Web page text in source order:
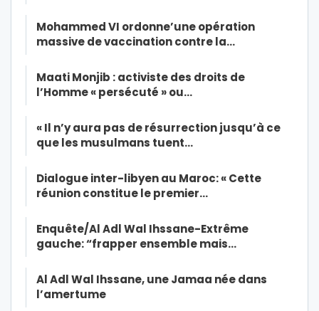
Mohammed VI ordonne’une opération
massive de vaccination contre la…
Maati Monjib : activiste des droits de
l’Homme « persécuté » ou…
« Il n’y aura pas de résurrection jusqu’à ce
que les musulmans tuent…
Dialogue inter-libyen au Maroc: « Cette
réunion constitue le premier…
Enquête/Al Adl Wal Ihssane-Extrême
gauche: “frapper ensemble mais…
Al Adl Wal Ihssane, une Jamaa née dans
l’amertume